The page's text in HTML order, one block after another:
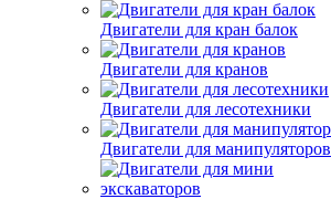
Двигатели для кран балок
Двигатели для кранов
Двигатели для лесотехники
Двигатели для манипуляторов